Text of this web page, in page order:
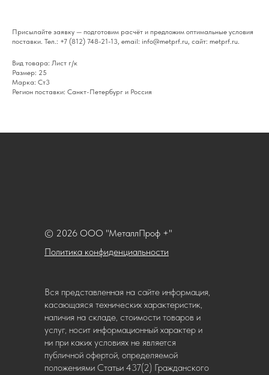
Присылайте заявку — подготовим расчёт и предложим оптимальные условия
поставки. Тел.: +7 (812) 748-21-13, email: info@metprf.ru, сайт: metprf.ru.
Вид товара: Лист г/к
Размер: 25
Марка: Ст3
Регион поставки: Санкт-Петербург и Россия
Политика конфиденциальности
© 2026 ООО "МеталлПроф +"
Вся представленная на сайте информация,
касающаяся технических характеристик,
наличия на складе, стоимости товаров и
услуг, носит информационный характер и
ни при каких условиях не является
публичной офертой, определяемой
положениями Статьи 437(2) Гражданского